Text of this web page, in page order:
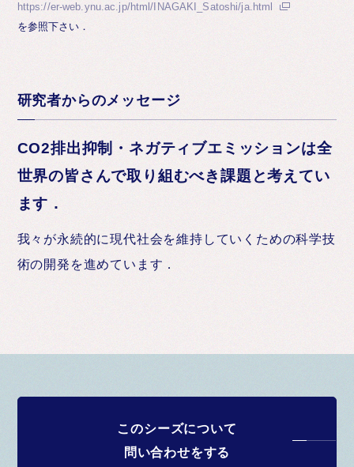
https://er-web.ynu.ac.jp/html/INAGAKI_Satoshi/ja.html
を参照下さい．
研究者からのメッセージ
CO2排出抑制・ネガティブエミッションは全
世界の皆さんで取り組むべき課題と考えてい
ます．
我々が永続的に現代社会を維持していくための科学技
術の開発を進めています．
このシーズについて
問い合わせをする